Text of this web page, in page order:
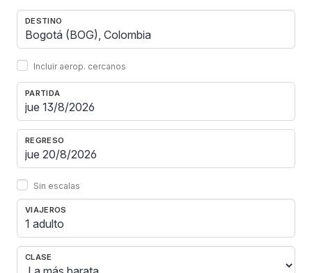
DESTINO
Incluir aerop. cercanos
PARTIDA
REGRESO
Sin escalas
VIAJEROS
1 adulto
CLASE